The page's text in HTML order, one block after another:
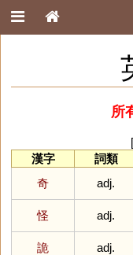
所
[
漢字
詞類
奇
adj.
怪
adj.
詭
adj.